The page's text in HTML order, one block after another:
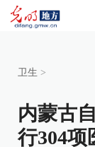
卫生 >
内蒙古
行304项